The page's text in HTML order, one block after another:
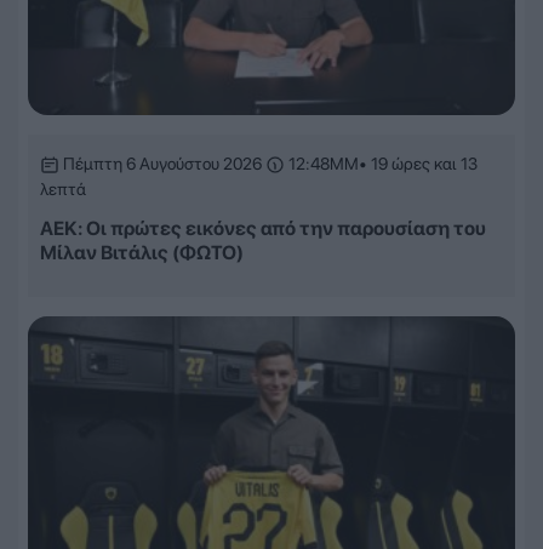
Πέμπτη 6 Αυγούστου 2026 12:48ΜΜ• 19 ώρες και 13
λεπτά
ΑΕΚ: Οι πρώτες εικόνες από την παρουσίαση του
Μίλαν Βιτάλις (ΦΩΤΟ)